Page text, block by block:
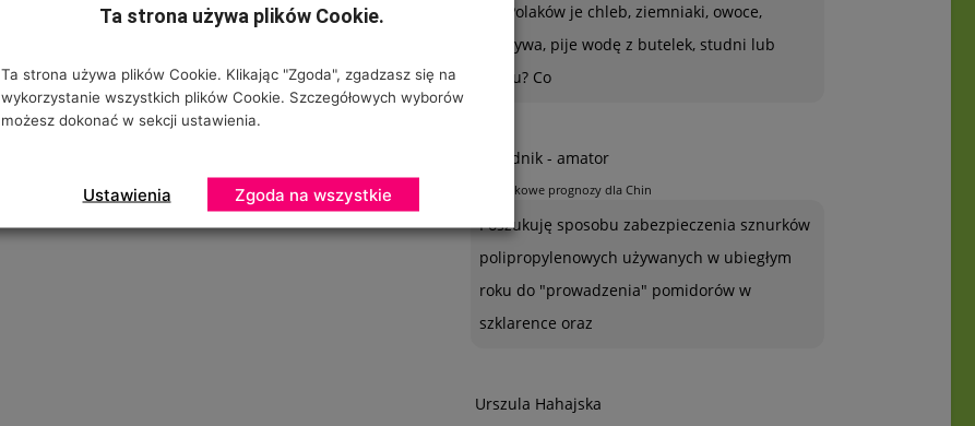
1/3 Polaków je chleb, ziemniaki, owoce,
warzywa, pije wodę z butelek, studni lub
kranu? Co
Ogrodnik - amator
Jabłkowe prognozy dla Chin
Poszukuję sposobu zabezpieczenia sznurków
polipropylenowych używanych w ubiegłym
roku do "prowadzenia" pomidorów w
szklarence oraz
Urszula Hahajska
Ta strona używa plików Cookie.
Ta strona używa plików Cookie. Klikając "Zgoda", zgadzasz się na
wykorzystanie wszystkich plików Cookie. Szczegółowych wyborów
możesz dokonać w sekcji ustawienia.
Ustawienia Zgoda na wszystkie